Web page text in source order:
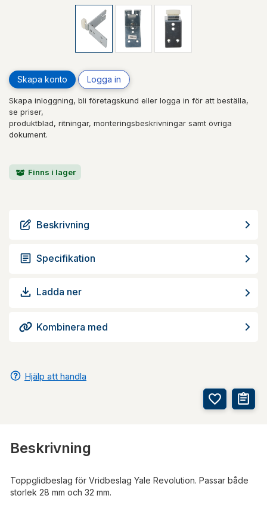
Skapa konto Logga in
Skapa inloggning, bli företagskund eller logga in för att beställa,
se priser,
produktblad, ritningar, monteringsbeskrivningar samt övriga
dokument.
Finns i lager
Beskrivning
Specifikation
Ladda ner
Kombinera med
Hjälp att handla
Beskrivning
Toppglidbeslag för Vridbeslag Yale Revolution. Passar både
storlek 28 mm och 32 mm.